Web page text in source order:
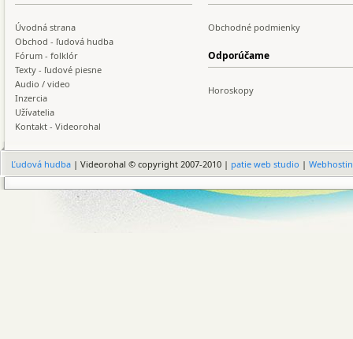
Úvodná strana
Obchod - ľudová hudba
Fórum - folklór
Texty - ľudové piesne
Audio / video
Inzercia
Užívatelia
Kontakt - Videorohal
Obchodné podmienky
Odporúčame
Horoskopy
Ľudová hudba | Videorohal © copyright 2007-2010 | patie web studio |